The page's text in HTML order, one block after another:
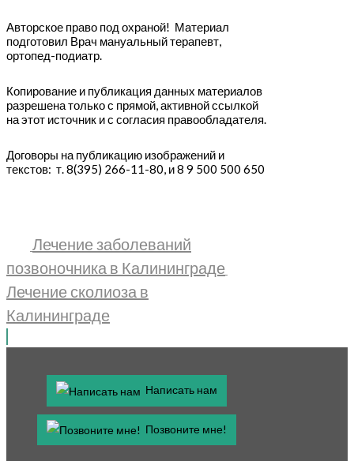
Авторское право под охраной! Материал
подготовил Врач мануальный терапевт,
ортопед-подиатр.
Копирование и публикация данных материалов
разрешена только с прямой, активной ссылкой
на этот источник и с согласия правообладателя.
Договоры на публикацию изображений и
текстов: т. 8(395) 266-11-80, и 8 9 500 500 650
Лечение заболеваний
позвоночника в Калининграде
Лечение сколиоза в
Калининграде
Написать нам
Позвоните мне!